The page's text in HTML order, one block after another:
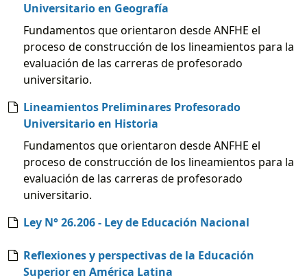
Universitario en Geografía
Fundamentos que orientaron desde ANFHE el
proceso de construcción de los lineamientos para la
evaluación de las carreras de profesorado
universitario.
Lineamientos Preliminares Profesorado
Universitario en Historia
Fundamentos que orientaron desde ANFHE el
proceso de construcción de los lineamientos para la
evaluación de las carreras de profesorado
universitario.
Ley N° 26.206 - Ley de Educación Nacional
Reflexiones y perspectivas de la Educación
Superior en América Latina